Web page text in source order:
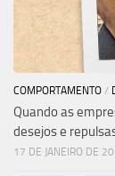
COMPORTAMENTO /
Quando as
desejos e
17 DE JANEIRO DE